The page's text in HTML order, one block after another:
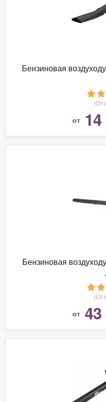
Бензиновая
от
Бензиновая
от 43